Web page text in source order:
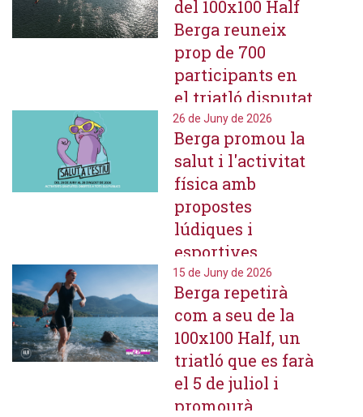
del 100x100 Half
Berga reuneix
prop de 700
participants en
el triatló disputat
aquest diumenge
26 de Juny de 2026
Berga promou la
salut i l'activitat
física amb
propostes
lúdiques i
esportives
durant l'estiu
15 de Juny de 2026
Berga repetirà
com a seu de la
100x100 Half, un
triatló que es farà
el 5 de juliol i
promourà